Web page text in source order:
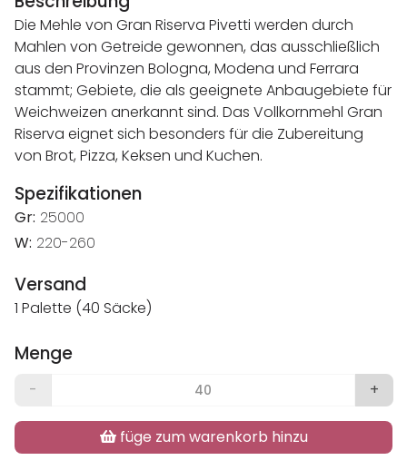
Die Mehle von Gran Riserva Pivetti werden durch
Mahlen von Getreide gewonnen, das ausschließlich
aus den Provinzen Bologna, Modena und Ferrara
stammt; Gebiete, die als geeignete Anbaugebiete für
Weichweizen anerkannt sind. Das Vollkornmehl Gran
Riserva eignet sich besonders für die Zubereitung
von Brot, Pizza, Keksen und Kuchen.
Spezifikationen
Gr: 25000
W: 220-260
Versand
1 Palette (40 Säcke)
Menge
- +
füge zum warenkorb hinzu